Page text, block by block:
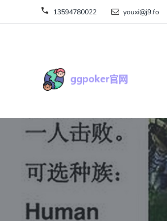
13594780022 youxi@j9.fo